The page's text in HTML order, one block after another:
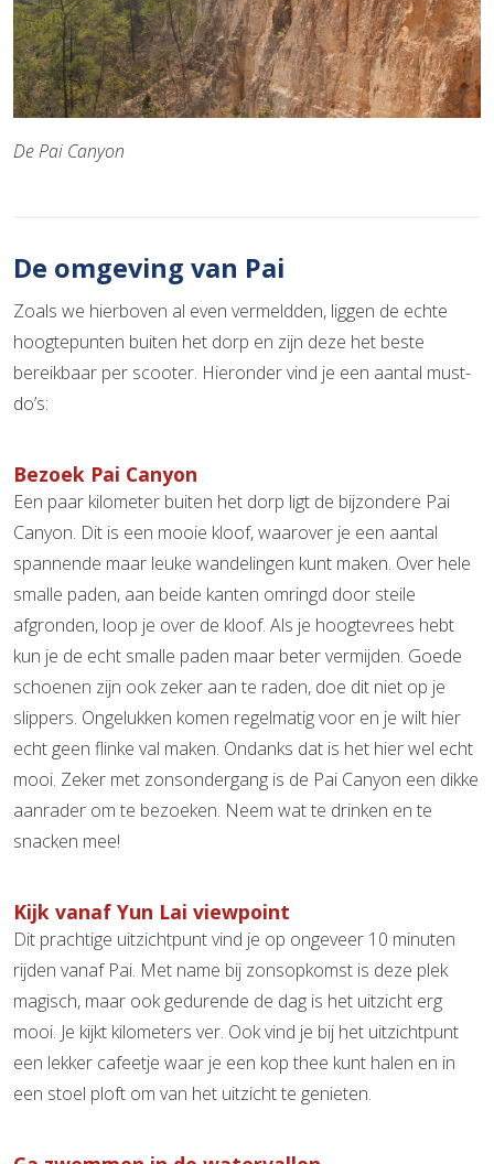
De Pai Canyon
De omgeving van Pai
Zoals we hierboven al even vermeldden, liggen de echte
hoogtepunten buiten het dorp en zijn deze het beste
bereikbaar per scooter. Hieronder vind je een aantal must-
do’s:
Bezoek Pai Canyon
Een paar kilometer buiten het dorp ligt de bijzondere Pai
Canyon. Dit is een mooie kloof, waarover je een aantal
spannende maar leuke wandelingen kunt maken. Over hele
smalle paden, aan beide kanten omringd door steile
afgronden, loop je over de kloof. Als je hoogtevrees hebt
kun je de echt smalle paden maar beter vermijden. Goede
schoenen zijn ook zeker aan te raden, doe dit niet op je
slippers. Ongelukken komen regelmatig voor en je wilt hier
echt geen flinke val maken. Ondanks dat is het hier wel echt
mooi. Zeker met zonsondergang is de Pai Canyon een dikke
aanrader om te bezoeken. Neem wat te drinken en te
snacken mee!
Kijk vanaf Yun Lai viewpoint
Dit prachtige uitzichtpunt vind je op ongeveer 10 minuten
rijden vanaf Pai. Met name bij zonsopkomst is deze plek
magisch, maar ook gedurende de dag is het uitzicht erg
mooi. Je kijkt kilometers ver. Ook vind je bij het uitzichtpunt
een lekker cafeetje waar je een kop thee kunt halen en in
een stoel ploft om van het uitzicht te genieten.